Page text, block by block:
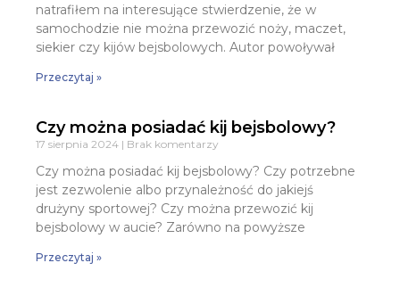
natrafiłem na interesujące stwierdzenie, że w
samochodzie nie można przewozić noży, maczet,
siekier czy kijów bejsbolowych. Autor powoływał
Przeczytaj »
Czy można posiadać kij bejsbolowy?
17 sierpnia 2024 Brak komentarzy
Czy można posiadać kij bejsbolowy? Czy potrzebne
jest zezwolenie albo przynależność do jakiejś
drużyny sportowej? Czy można przewozić kij
bejsbolowy w aucie? Zarówno na powyższe
Przeczytaj »